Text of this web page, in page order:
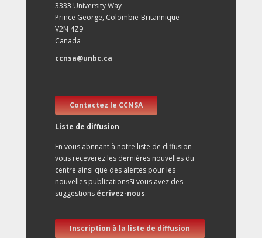
3333 University Way
Prince George, Colombie-Britannique
V2N 4Z9
Canada
ccnsa@unbc.ca
Contactez le CCNSA
Liste de diffusion
En vous abnnant à notre liste de diffusion
vous receverez les dernières nouvelles du
centre ainsi que des alertes pour les
nouvelles publicationsSi vous avez des
suggestions écrivez-nous.
Inscription à la liste de diffusion